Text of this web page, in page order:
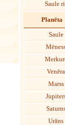
Saule
Planēta
Saule
Venēra
Marss
Urāns